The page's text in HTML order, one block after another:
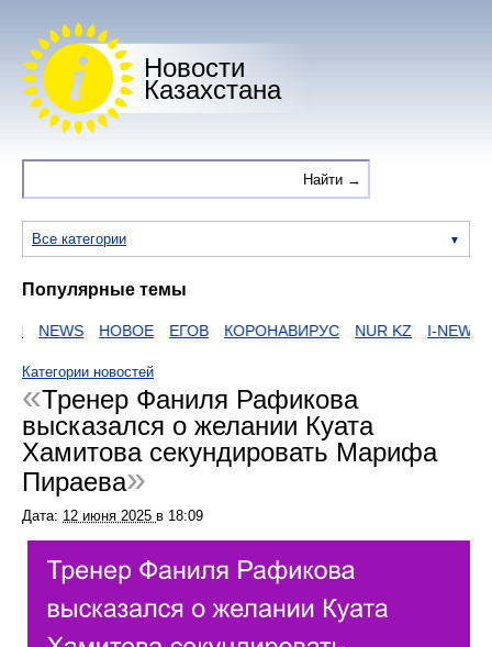
Новости
Казахстана
Все категории
Популярные темы
NEWS НОВОЕ ЕГОВ КОРОНАВИРУС NUR KZ I-NEWS KZ
Категории новостей
Тренер Фаниля Рафикова
высказался о желании Куата
Хамитова секундировать Марифа
Пираева
Дата: 12 июня 2025 в 18:09